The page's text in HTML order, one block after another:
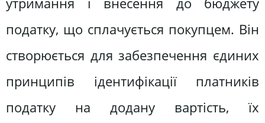
податку, що сплачується покупцем. Він
створюється для забезпечення єдиних
принципів ідентифікації платників
податку на додану вартість, їх